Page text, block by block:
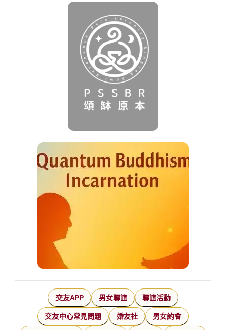
交友APP 男女聯誼 聯誼活動
交友中心常見問題 婚友社 男女約會